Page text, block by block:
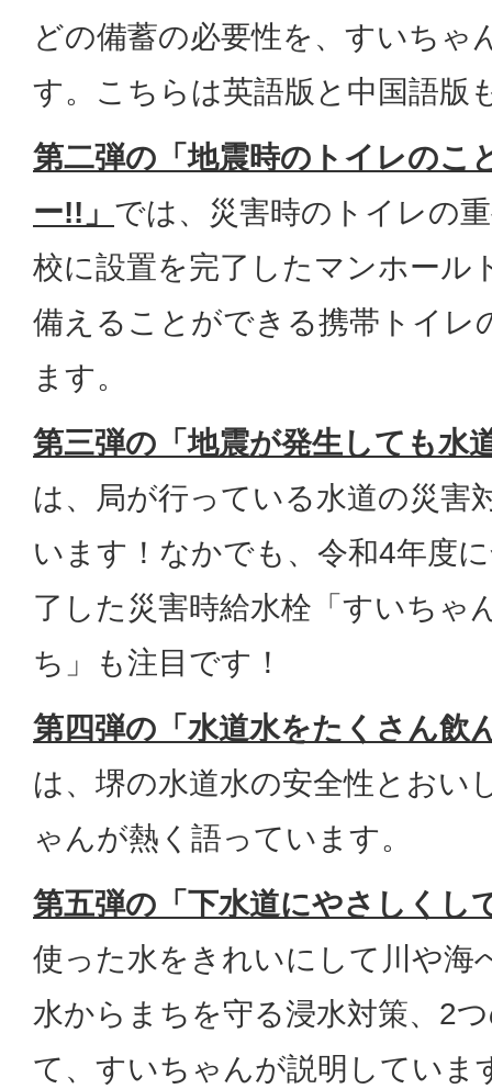
どの備蓄の必要性を、すいちゃ
す。こちらは英語版と中国語版
第二弾の「地震時のトイレのこ
ー!!」 では、災害時のトイレの
校に設置を完了したマンホール
備えることができる携帯トイレ
ます。
第三弾の「地震が発生しても水
は、局が行っている水道の災害
います！なかでも、令和4年度
了した災害時給水栓「すいちゃ
ち」も注目です！
第四弾の「水道水をたくさん飲
は、堺の水道水の安全性とおい
ゃんが熱く語っています。
第五弾の「下水道にやさしくし
使った水をきれいにして川や海
水からまちを守る浸水対策、2
て、すいちゃんが説明していま